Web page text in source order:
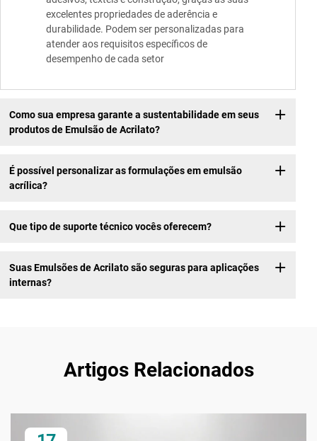
excelentes propriedades de aderência e
durabilidade. Podem ser personalizadas para
atender aos requisitos específicos de
desempenho de cada setor
Como sua empresa garante a sustentabilidade em seus
produtos de Emulsão de Acrilato?
É possível personalizar as formulações em emulsão
acrílica?
Que tipo de suporte técnico vocês oferecem?
Suas Emulsões de Acrilato são seguras para aplicações
internas?
Artigos Relacionados